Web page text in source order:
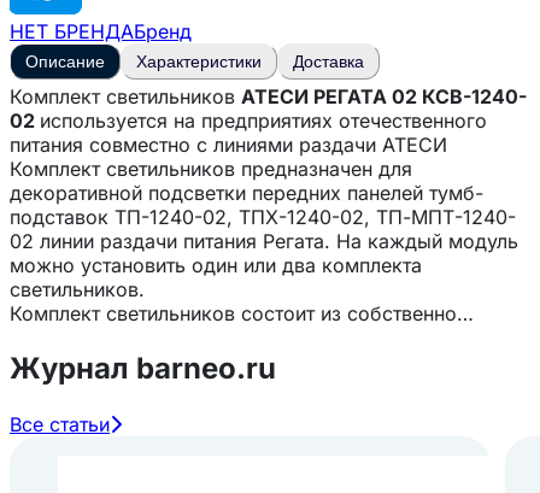
НЕТ БРЕНДАБренд
Описание Характеристики Доставка
Комплект светильников АТЕСИ РЕГАТА 02 КСВ-1240-
02 используется на предприятиях отечественного
питания совместно с линиями раздачи АТЕСИ
Комплект светильников предназначен для
декоративной подсветки передних панелей тумб-
подставок ТП-1240-02, ТПХ-1240-02, ТП-МПТ-1240-
02 линии раздачи питания Регата. На каждый модуль
можно установить один или два комплекта
светильников.
Комплект светильников состоит из собственно
так же их количество различны для разных
комплектов), кронштейнов, уголков и винтов.
Комплект поставляется в разобранном виде, каждый
из светильников упакован в отдельную коробку, в
Журнал barneo.ru
Все статьи